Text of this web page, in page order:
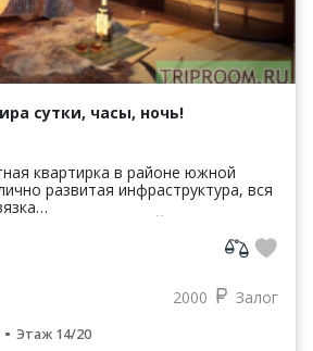
сутки, часы, ночь!
развитая инфраструктура, вся
Квартира в тепло...
2000 Залог
Этаж 14/20